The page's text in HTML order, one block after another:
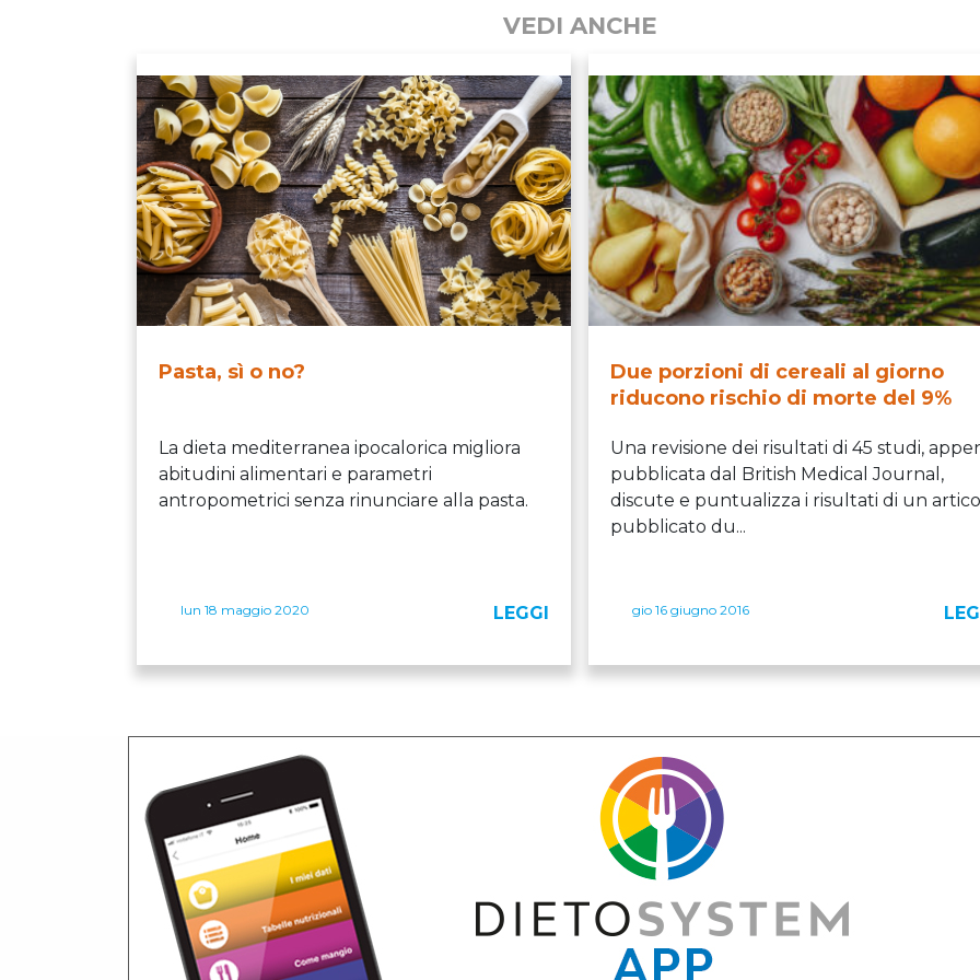
VEDI ANCHE
Pasta, sì o no?
La dieta mediterranea ipocalorica migliora
abitudini alimentari e parametri
antropometrici senza rinunciare alla pasta.
lun 18 maggio 2020 LEGGI
Due porzioni di cereali al giorno
riducono rischio di morte del 9%
Una revisione dei risultati di 45 studi,
pubblicata dal British Medical Journal,
discute e puntualizza i risultati di un
pubblicato du...
gio 16 giugno 2016